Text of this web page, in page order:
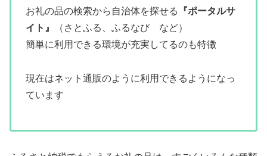
お礼の品の検索から自治体を探せる
『ポータルサ
イト』
（さとふる、ふるなび など）
簡単に利用できる環境が充実してるのも特徴
現在はネット通販のように利用できるようになっ
ています